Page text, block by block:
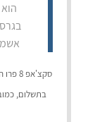
בתשלום,